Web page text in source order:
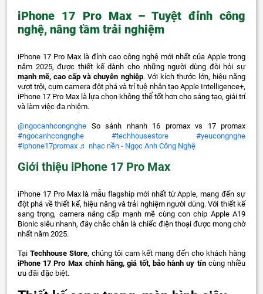
iPhone 17 Pro Max – Tuyệt đỉnh công
nghệ, nâng tầm trải nghiệm
iPhone 17 Pro Max là đỉnh cao công nghệ mới nhất của Apple trong
năm 2025, được thiết kế dành cho những người dùng đòi hỏi sự
mạnh mẽ, cao cấp và chuyên nghiệp. Với kích thước lớn, hiệu năng
vượt trội, cụm camera đột phá và trí tuệ nhân tạo Apple Intelligence+,
iPhone 17 Pro Max là lựa chọn không thể tốt hơn cho sáng tạo, giải trí
và làm việc đa nhiệm.
@ngocanhcongnghe So sánh nhanh 16 promax vs 17 promax
#ngocanhcongnghe
#techhousestore
#yeucongnghe
#iphone17promax ♬ nhạc nền - Ngọc Anh Công Nghệ
Giới thiệu iPhone 17 Pro Max
iPhone 17 Pro Max là mẫu flagship mới nhất từ Apple, mang đến sự
đột phá về thiết kế, hiệu năng và trải nghiệm người dùng. Với thiết kế
sang trọng, camera nâng cấp mạnh mẽ cùng con chip Apple A19
Bionic siêu nhanh, đây chắc chắn là chiếc điện thoại được mong chờ
nhất năm 2025.
Tại Techhouse Store, chúng tôi cam kết mang đến cho khách hàng
iPhone 17 Pro Max chính hãng, giá tốt, bảo hành uy tíncùng nhiều
ưu đãi đặc biệt.